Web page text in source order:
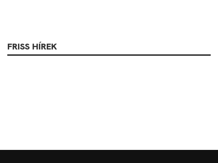
FRISS HÍREK